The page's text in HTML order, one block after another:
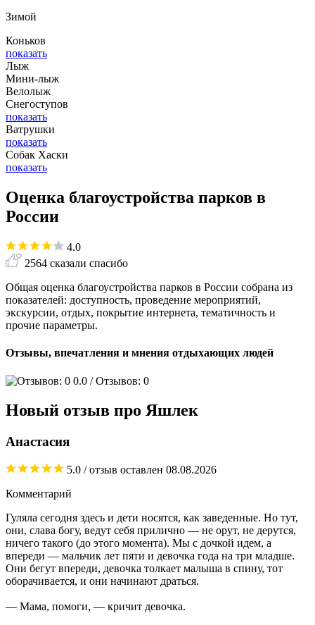
Зимой
Коньков
показать
Лыж
Мини-лыж
Велолыж
Снегоступов
показать
Ватрушки
показать
Собак Хаски
показать
Оценка благоустройства парков в
России
4.0
2564 сказали спасибо
Общая оценка благоустройства парков в России собрана из
показателей: доступность, проведение мероприятий,
экскурсии, отдых, покрытие интернета, тематичность и
прочие параметры.
Отзывы, впечатления и мнения отдыхающих людей
0.0 / Отзывов: 0
Новый отзыв про Яшлек
Анастасия
5.0 / отзыв оставлен 08.08.2026
Комментарий
Гуляла сегодня здесь и дети носятся, как заведенные. Но тут,
они, слава богу, ведут себя прилично — не орут, не дерутся,
ничего такого (до этого момента). Мы с дочкой идем, а
впереди — мальчик лет пяти и девочка года на три младше.
Они бегут впереди, девочка толкает малыша в спину, тот
оборачивается, и они начинают драться.
— Мама, помоги, — кричит девочка.